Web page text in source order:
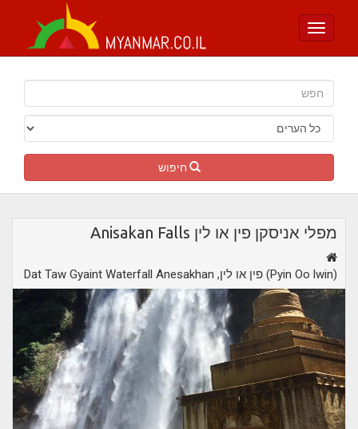
Toggle
חיפוש
מפלי אניסקן פין או לין Anisakan Falls
Dat Taw Gyaint Waterfall Anesakhan ,פין או לין (Pyin Oo lwin)